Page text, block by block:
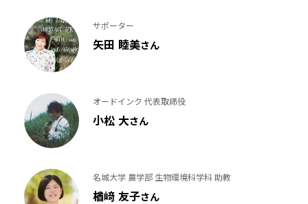
サポーター
矢田 睦美さん
オードインク 代表取締役
小松 大さん
名城大学 農学部 生物環境科学科 助教
楢﨑 友子さん